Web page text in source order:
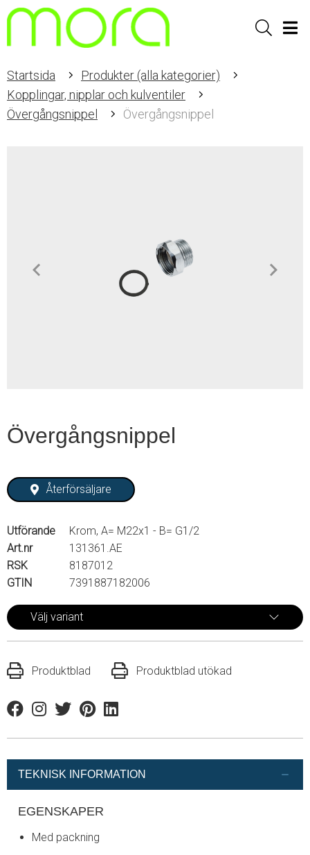
Sök
Startsida
Produkter (alla kategorier)
Kopplingar, nipplar och kulventiler
Övergångsnippel
Övergångsnippel
Övergångsnippel
Återförsäljare
Utförande
Krom, A= M22x1 - B= G1/2
Art.nr
131361.AE
RSK
8187012
GTIN
7391887182006
Välj variant
Produktblad Produktblad utökad
FacebookInstagram
TwitterPinterestLinkedin
TEKNISK INFORMATION
EGENSKAPER
Med packning